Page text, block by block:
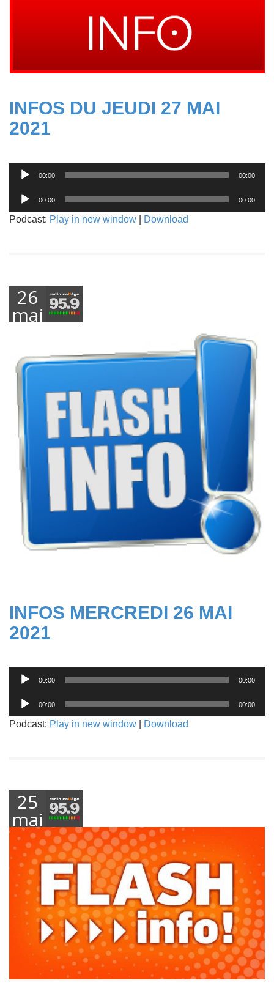
INFOS DU JEUDI 27 MAI
2021
Lecteur
audio
00:00 00:00
Lecteur
audio
00:00 00:00
Podcast: Play in new window Download
26
mai
INFOS MERCREDI 26 MAI
2021
Lecteur
audio
00:00 00:00
Lecteur
audio
00:00 00:00
Podcast: Play in new window Download
25
mai
2021